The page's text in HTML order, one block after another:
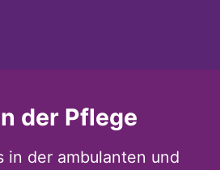
der Pflege
in der ambulanten und